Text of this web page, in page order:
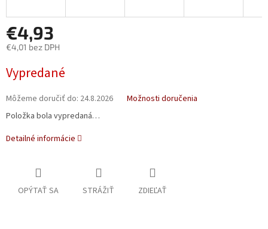
€4,93
€4,01 bez DPH
cena:
Vypredané
Môžeme doručiť do: 24.8.2026
Možnosti doručenia
Položka bola vypredaná…
Detailné informácie
OPÝTAŤ SA STRÁŽIŤ ZDIEĽAŤ